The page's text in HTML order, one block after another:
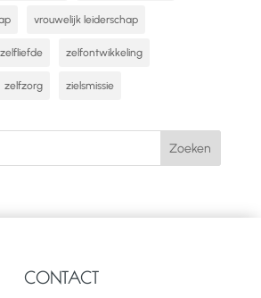
vrouwelijk leiderschap
zelfliefde zelfontwikkeling
zelfzorg zielsmissie
CONTACT